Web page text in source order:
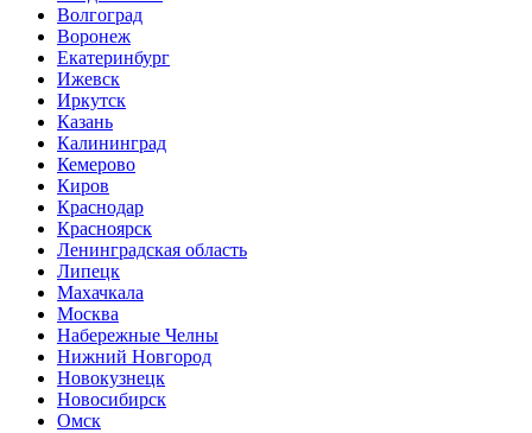
Волгоград
Воронеж
Екатеринбург
Ижевск
Иркутск
Казань
Калининград
Кемерово
Киров
Краснодар
Красноярск
Ленинградская область
Липецк
Махачкала
Москва
Набережные Челны
Нижний Новгород
Новокузнецк
Новосибирск
Омск